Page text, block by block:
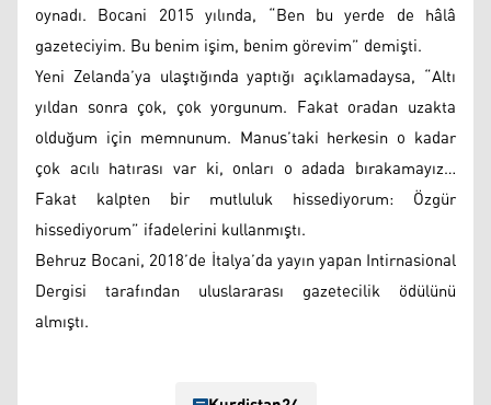
oynadı. Bocani 2015 yılında, “Ben bu yerde de hâlâ
gazeteciyim. Bu benim işim, benim görevim” demişti.
Yeni Zelanda’ya ulaştığında yaptığı açıklamadaysa, “Altı
yıldan sonra çok, çok yorgunum. Fakat oradan uzakta
olduğum için memnunum. Manus’taki herkesin o kadar
çok acılı hatırası var ki, onları o adada bırakamayız…
Fakat kalpten bir mutluluk hissediyorum: Özgür
hissediyorum” ifadelerini kullanmıştı.
Behruz Bocani, 2018’de İtalya’da yayın yapan Intirnasional
Dergisi tarafından uluslararası gazetecilik ödülünü
almıştı.